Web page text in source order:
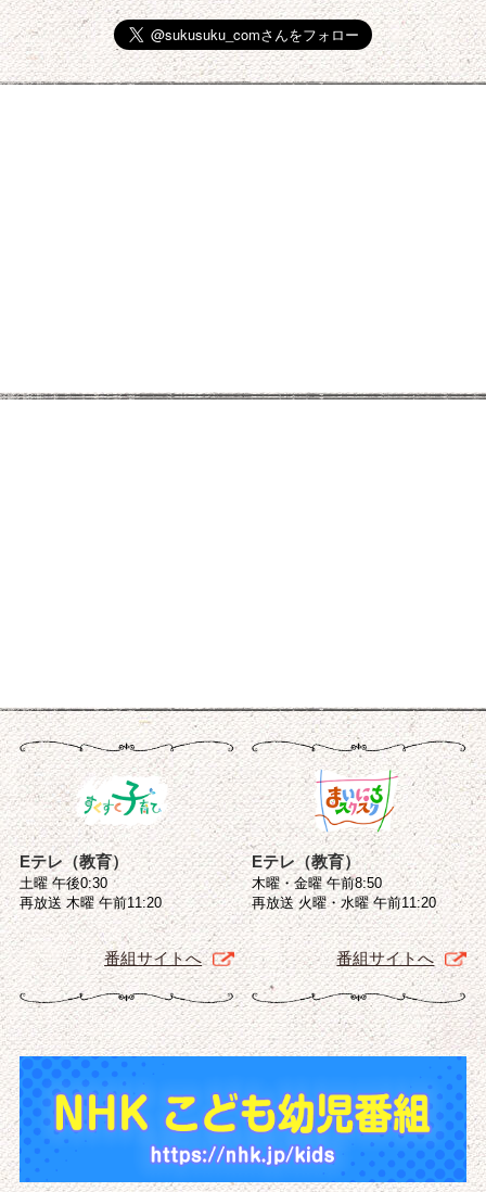
Eテレ（教育）
土曜 午後0:30
再放送 木曜 午前11:20
番組サイトへ
Eテレ（教育）
木曜・金曜 午前8:50
再放送 火曜・水曜 午前11:20
番組サイトへ